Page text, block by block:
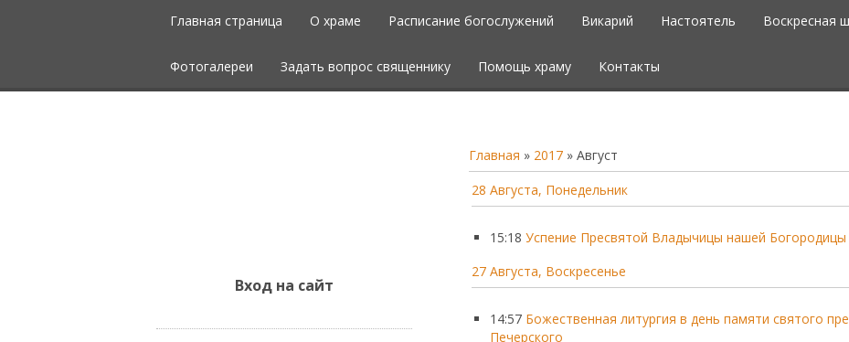
Главная страница О храме Расписание богослужений Викарий Настоятель Воскресная
Фотогалереи Задать вопрос священнику Помощь храму Контакты
Главная » 2017 » Август
28 Августа, Понедельник
15:18 Успение Пресвятой Владычицы нашей Богородицы
27 Августа, Воскресенье
14:57 Божественная литургия в день памяти святого
Печерского
Вход на сайт